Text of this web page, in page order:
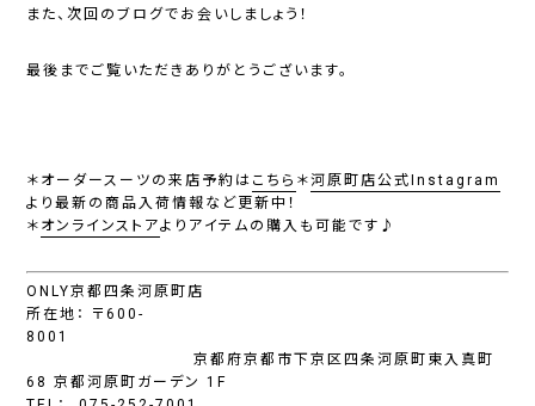
また、次回のブログでお会いしましょう！
最後までご覧いただきありがとうございます。
＊オーダースーツの来店予約は こちら ＊河原町店公式Instagram
より最新の商品入荷情報など更新中！
＊ オンラインストアよりアイテムの購入も可能です♪
ONLY京都四条河原町店
所在地： 〒600-
8001
京都府京都市下京区四条河原町東入真町
68 京都河原町ガーデン 1F